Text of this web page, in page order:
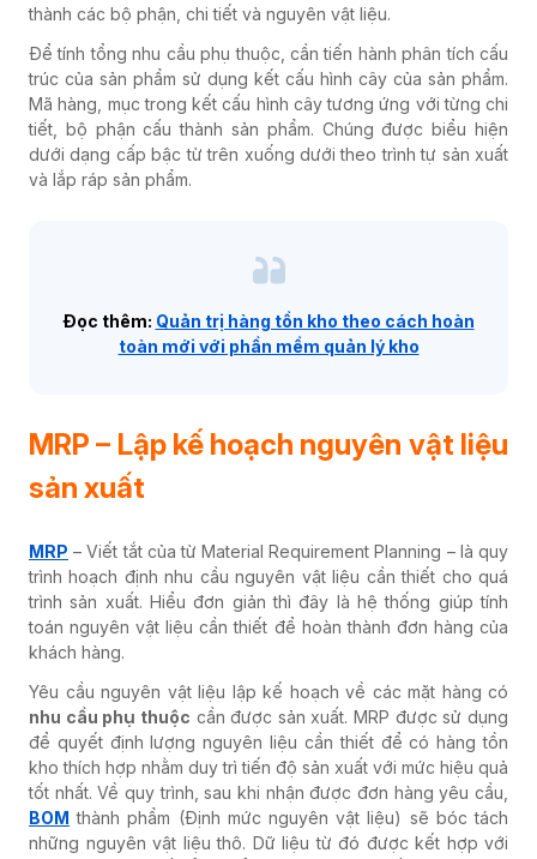
thành các bộ phận, chi tiết và nguyên vật liệu.
Để tính tổng nhu cầu phụ thuộc, cần tiến hành phân tích cấu
trúc của sản phẩm sử dụng kết cấu hình cây của sản phẩm.
Mã hàng, mục trong kết cấu hình cây tương ứng với từng chi
tiết, bộ phận cấu thành sản phẩm. Chúng được biểu hiện
dưới dạng cấp bậc từ trên xuống dưới theo trình tự sản xuất
và lắp ráp sản phẩm.
Đọc thêm: Quản trị hàng tồn kho theo cách hoàn
toàn mới với phần mềm quản lý kho
MRP – Lập kế hoạch nguyên vật liệu
sản xuất
MRP – Viết tắt của từ Material Requirement Planning – là quy
trình hoạch định nhu cầu nguyên vật liệu cần thiết cho quá
trình sản xuất. Hiểu đơn giản thì đây là hệ thống giúp tính
toán nguyên vật liệu cần thiết để hoàn thành đơn hàng của
khách hàng.
Yêu cầu nguyên vật liệu lập kế hoạch về các mặt hàng có
nhu cầu phụ thuộc cần được sản xuất. MRP được sử dụng
để quyết định lượng nguyên liệu cần thiết để có hàng tồn
kho thích hợp nhằm duy trì tiến độ sản xuất với mức hiệu quả
tốt nhất. Về quy trình, sau khi nhận được đơn hàng yêu cầu,
BOM thành phẩm (Định mức nguyên vật liệu) sẽ bóc tách
những nguyên vật liệu thô. Dữ liệu từ đó được kết hợp với